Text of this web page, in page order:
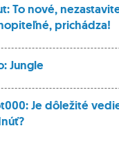
To nové,
prichádza!
Jungle
Je dôležité